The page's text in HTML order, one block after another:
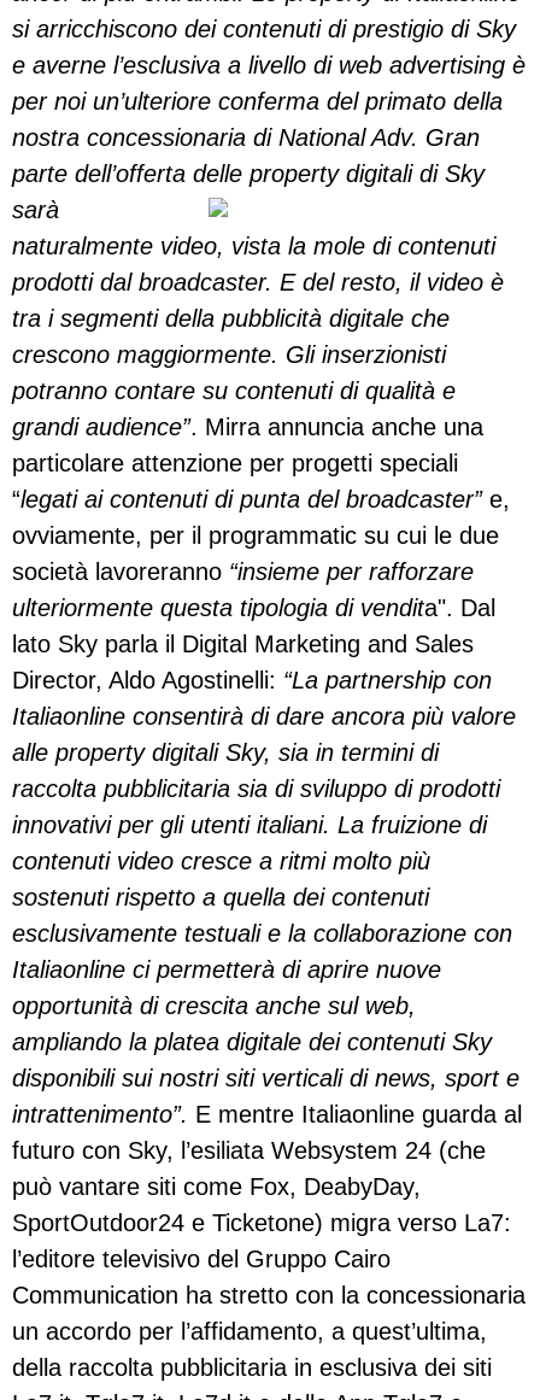
si arricchiscono dei contenuti di prestigio di Sky
e averne l’esclusiva a livello di web advertising è
per noi un’ulteriore conferma del primato della
nostra concessionaria di National Adv. Gran
parte dell’offerta delle property digitali di Sky
sarà
naturalmente video, vista la mole di contenuti
prodotti dal broadcaster. E del resto, il video è
tra i segmenti della pubblicità digitale che
crescono maggiormente. Gli inserzionisti
potranno contare su contenuti di qualità e
grandi audience”. Mirra annuncia anche una
particolare attenzione per progetti speciali
“legati ai contenuti di punta del broadcaster” e,
ovviamente, per il programmatic su cui le due
società lavoreranno “insieme per rafforzare
ulteriormente questa tipologia di vendita". Dal
lato Sky parla il Digital Marketing and Sales
Director, Aldo Agostinelli: “La partnership con
Italiaonline consentirà di dare ancora più valore
alle property digitali Sky, sia in termini di
raccolta pubblicitaria sia di sviluppo di prodotti
innovativi per gli utenti italiani. La fruizione di
contenuti video cresce a ritmi molto più
sostenuti rispetto a quella dei contenuti
esclusivamente testuali e la collaborazione con
Italiaonline ci permetterà di aprire nuove
opportunità di crescita anche sul web,
ampliando la platea digitale dei contenuti Sky
disponibili sui nostri siti verticali di news, sport e
intrattenimento”. E mentre Italiaonline guarda al
futuro con Sky, l’esiliata Websystem 24 (che
può vantare siti come Fox, DeabyDay,
SportOutdoor24 e Ticketone) migra verso La7:
l’editore televisivo del Gruppo Cairo
Communication ha stretto con la concessionaria
un accordo per l’affidamento, a quest’ultima,
della raccolta pubblicitaria in esclusiva dei siti